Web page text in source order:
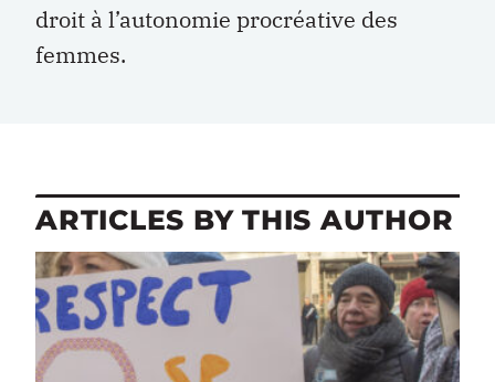
droit à l’autonomie procréative des
femmes.
ARTICLES BY THIS AUTHOR